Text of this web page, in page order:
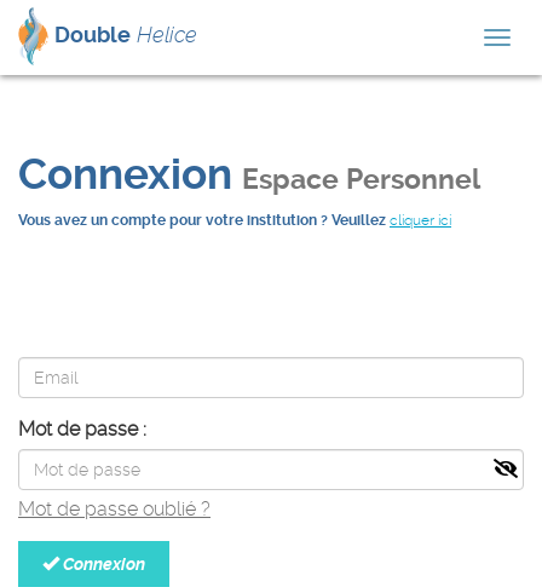
Double Helice
Connexion Espace Personnel
Vous avez un compte pour votre institution ? Veuillez cliquer ici
Mot de passe :
Mot de passe oublié ?
Connexion